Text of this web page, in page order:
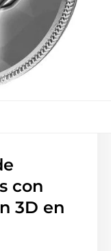
con
3D en